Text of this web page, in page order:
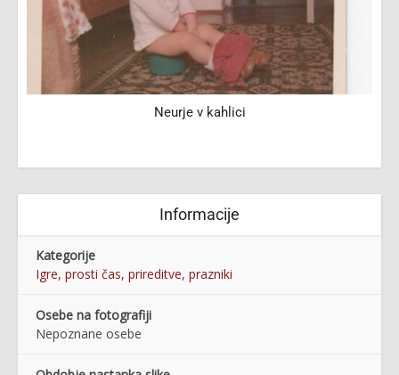
Neurje v kahlici
Informacije
Kategorije
Igre, prosti čas, prireditve, prazniki
Osebe na fotografiji
Nepoznane osebe